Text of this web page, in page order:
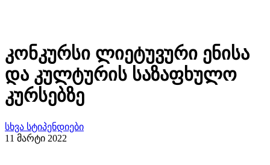
კონკურსი ლიეტუვური ენისა
და კულტურის საზაფხულო
კურსებზე
სხვა სტიპენდიები
11 მარტი 2022